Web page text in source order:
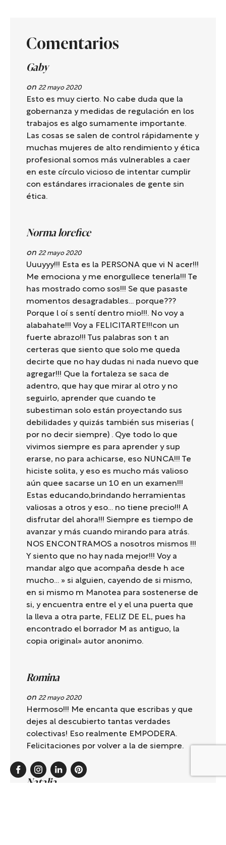
Comentarios
Gaby
on 22 mayo 2020
Esto es muy cierto. No cabe duda que la
gobernanza y medidas de regulación en los
trabajos es algo sumamente importante.
Las cosas se salen de control rápidamente y
muchas mujeres de alto rendimiento y ética
profesional somos más vulnerables a caer
en este círculo vicioso de intentar cumplir
con estándares irracionales de gente sin
ética.
Norma lorefice
on 22 mayo 2020
Uuuyyy!!! Esta es la PERSONA que vi N acer!!!
Me emociona y me enorgullece tenerla!!! Te
has mostrado como sos!!! Se que pasaste
momentos desagradables… porque???
Porque l oí s sentí dentro mio!!!. No voy a
alabahate!!! Voy a FELICITARTE!!!con un
fuerte abrazo!!! Tus palabras son t an
certeras que siento que solo me queda
decirte que no hay dudas ni nada nuevo que
agregar!!! Que la fortaleza se saca de
adentro, que hay que mirar al otro y no
seguirlo, aprender que cuando te
subestiman solo están proyectando sus
debilidades y quizás también sus miserias (
por no decir siempre) . Qye todo lo que
vivimos siempre es para aprender y sup
erarse, no para achicarse, eso NUNCA!!! Te
hiciste solita, y eso es mucho más valioso
aún quee sacarse un 10 en un examen!!!
Estas educando,brindando herramientas
valiosas a otros y eso… no tiene precio!!! A
disfrutar del ahora!!! Siempre es tiempo de
avanzar y más cuando mirando para atrás.
NOS ENCONTRAMOS a nosotros mismos !!!
Y siento que no hay nada mejor!!! Voy a
mandar algo que acompaña desde h ace
mucho… » si alguien, cayendo de si mismo,
en si mismo m Manotea para sostenerse de
si, y encuentra entre el y el una puerta que
la lleva a otra parte, FELIZ DE EL, pues ha
encontrado el borrador M as antiguo, la
copia original» autor anonimo.
Romina
on 22 mayo 2020
Hermoso!!! Me encanta que escribas y que
dejes al descubierto tantas verdades
colectivas! Eso realmente EMPODERA.
Felicitaciones por volver a la de siempre.
Natalia